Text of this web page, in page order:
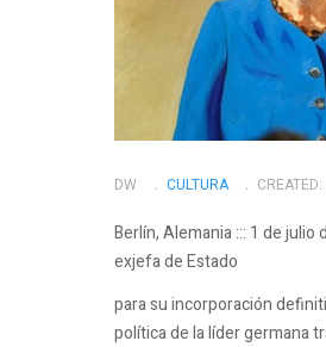
DW CULTURA
Berlín, Alemania ::: 1 de
exjefa de Estado
para su incorporación
política de la líder germana